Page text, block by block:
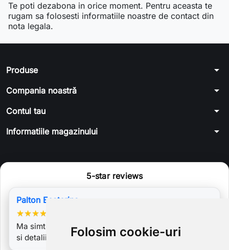
Folosim cookie-uri
Te poti dezabona in orice moment. Pentru aceasta te
rugam sa folosesti informatiile noastre de contact din
nota legala.
Produse arrow_drop_down
Compania noastră arrow_drop_down
Contul tau arrow_drop_down
Informatiile magazinului arrow_drop_down
5-star reviews
Palton Ecaterina
★★★★
Ma simt ca o zana atunci cand il port. Ador materialul
si detaliile din dantela. E ceva…